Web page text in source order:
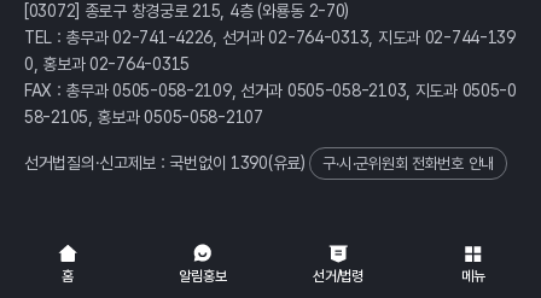
홈 알림홍보 선거/법령 메뉴
[03072] 종로구 창경궁로 215, 4층 (와룡동 2-70)
TEL : 총무과 02-741-4226, 선거과 02-764-0313, 지도과 02-744-139
0, 홍보과 02-764-0315
FAX : 총무과 0505-058-2109, 선거과 0505-058-2103, 지도과 0505-0
58-2105, 홍보과 0505-058-2107
선거법질의·신고제보 : 국번없이 1390(유료) 구·시·군위원회 전화번호 안내